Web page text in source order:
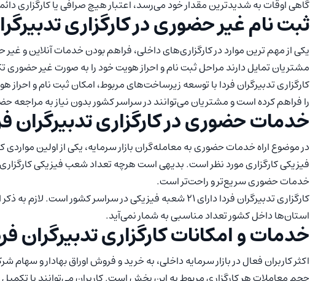
گاهی اوقات به شدیدترین مقدار خود می‌رسد، اعتبار هیچ صرافی یا کارگزاری
ثبت نام غیر حضوری در کارگزاری
یکی از مهم ترین موارد در کارگزاری‌های داخلی، فراهم بودن خدمات آنلاین و
مشتریان تمایل دارند مراحل ثبت نام و احراز هویت خود را به صورت غیر حضوری
کارگزاری تدبیرگران فردا با توسعه زیرساخت‌های مربوط، امکان ثبت نام و
را فراهم کرده است و مشتریان می‌توانند در سراسر کشور بدون نیاز به مراجعه
خدمات حضوری در کارگزاری تدبیرگران
در موضوع اراه خدمات حضوری به معامله‌گران بازار سرمایه، یکی از اولین مواردی
فیزیکی کارگزاری مورد نظر است. بدیهی است هرچه تعداد شعب فیزیکی
خدمات حضوری سریع‌تر و راحت‌تر است.
کارگزاری تدبیرگران فردا دارای 21 شعبه فیزیکی در سراسر
استان‌ها داخل کشور تعداد مناسبی به شمار نمی‌آید.
خدمات و امکانات کارگزاری تدبیرگران
اکثر کاربران فعال در بازار سرمایه داخلی، به خرید و فروش اوراق بهادار و